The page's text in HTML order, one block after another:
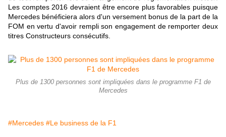
Les comptes 2016 devraient être encore plus favorables puisque
Mercedes bénéficiera alors d'un versement bonus de la part de la
FOM en vertu d'avoir rempli son engagement de remporter deux
titres Constructeurs consécutifs.
Plus de 1300 personnes sont impliquées dans le programme F1 de
Mercedes
#Mercedes #Le business de la F1